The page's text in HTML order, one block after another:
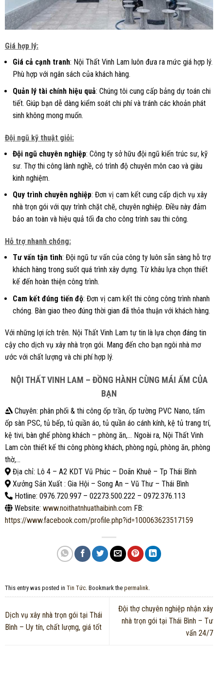
Giá hợp lý:
Giá cả cạnh tranh: Nội Thất Vinh Lam luôn đưa ra mức giá hợp lý.
Phù hợp với ngân sách của khách hàng.
Quản lý tài chính hiệu quả: Chúng tôi cung cấp bảng dự toán chi
tiết. Giúp bạn dễ dàng kiểm soát chi phí và tránh các khoản phát
sinh không mong muốn.
Đội ngũ kỹ thuật giỏi:
Đội ngũ chuyên nghiệp: Công ty sở hữu đội ngũ kiến trúc sư, kỹ
sư. Thợ thi công lành nghề, có trình độ chuyên môn cao và giàu
kinh nghiệm.
Quy trình chuyên nghiệp: Đơn vị cam kết cung cấp dịch vụ xây
nhà trọn gói với quy trình chặt chẽ, chuyên nghiệp. Điều này đảm
bảo an toàn và hiệu quả tối đa cho công trình sau thi công.
Hỗ trợ nhanh chóng:
Tư vấn tận tình: Đội ngũ tư vấn của công ty luôn sẵn sàng hỗ trợ
khách hàng trong suốt quá trình xây dựng. Từ khâu lựa chọn thiết
kế đến hoàn thiện công trình.
Cam kết đúng tiến độ: Đơn vị cam kết thi công công trình nhanh
chóng. Bàn giao theo đúng thời gian đã thỏa thuận với khách hàng.
Với những lợi ích trên. Nội Thất Vinh Lam tự tin là lựa chọn đáng tin
cậy cho dịch vụ xây nhà trọn gói. Mang đến cho bạn ngôi nhà mơ
ước với chất lượng và chi phí hợp lý.
NỘI THẤT VINH LAM – ĐỒNG HÀNH CÙNG MÁI ẤM CỦA
BẠN
Chuyên: phân phối & thi công ốp trần, ốp tường PVC Nano, tấm
ốp sàn PSC, tủ bếp, tủ quần áo, tủ quần áo cánh kính, kệ tủ trang trí,
kệ tivi, bàn ghế phòng khách – phòng ăn,… Ngoài ra, Nội Thất Vinh
Lam còn thiết kế thi công phòng khách, phòng ngủ, phòng ăn, phòng
thờ,…
Địa chỉ: Lô 4 – A2 KDT Vũ Phúc – Doãn Khuê – Tp Thái Bình
Xưởng Sản Xuất : Gia Hội – Song An – Vũ Thư – Thái Bình
Hotline: 0976.720.997 – 02273.500.222 – 0972.376.113
Website: www.noithatnhuathaibinh.com FB:
https://www.facebook.com/profile.php?id=100063623517159
This entry was posted in Tin Tức. Bookmark the permalink.
Dịch vụ xây nhà trọn gói tại Thái
Bình – Uy tín, chất lượng, giá tốt
Đội thợ chuyên nghiệp nhận xây
nhà trọn gói tại Thái Bình – Tư
vấn 24/7